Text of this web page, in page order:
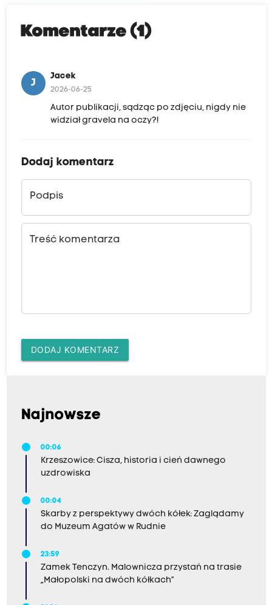
Komentarze (1)
J
Jacek
2026-06-25
Autor publikacji, sądząc po zdjęciu, nigdy nie
widział gravela na oczy?!
Dodaj komentarz
Podpis
Treść komentarza
DODAJ KOMENTARZ
Najnowsze
00:06
Krzeszowice: Cisza, historia i cień dawnego
uzdrowiska
00:04
Skarby z perspektywy dwóch kółek: Zaglądamy
do Muzeum Agatów w Rudnie
23:59
Zamek Tenczyn. Malownicza przystań na trasie
„Małopolski na dwóch kółkach”